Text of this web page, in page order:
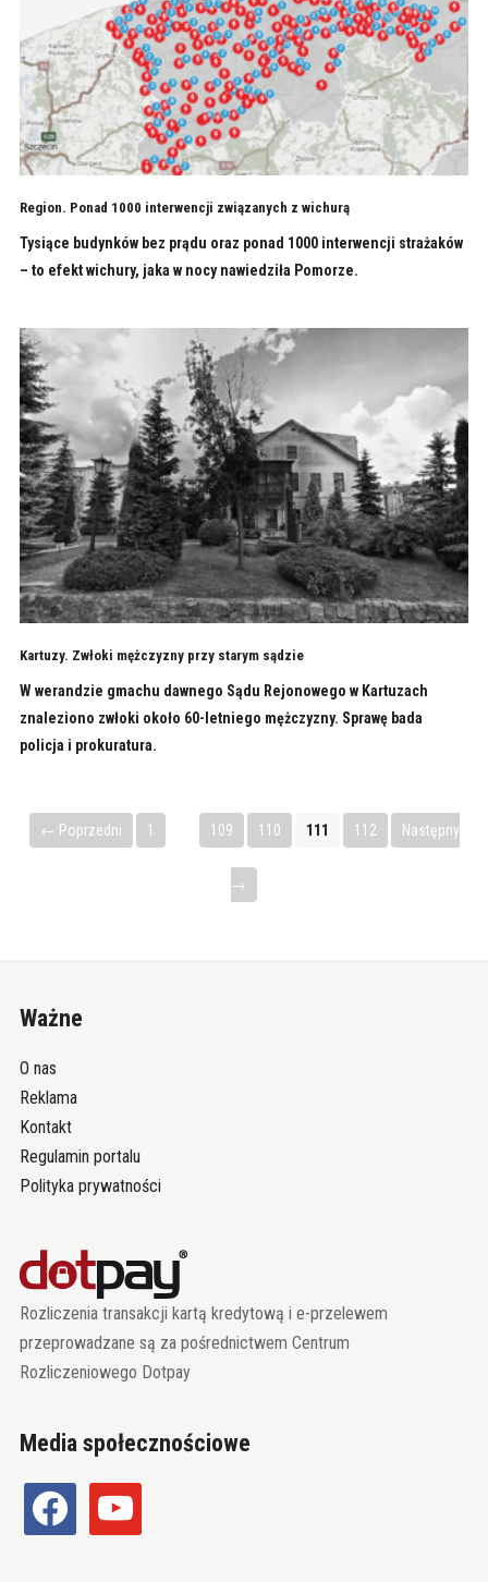
Region. Ponad 1000 interwencji związanych z wichurą
Tysiące budynków bez prądu oraz ponad 1000 interwencji strażaków
– to efekt wichury, jaka w nocy nawiedziła Pomorze.
Kartuzy. Zwłoki mężczyzny przy starym sądzie
W werandzie gmachu dawnego Sądu Rejonowego w Kartuzach
znaleziono zwłoki około 60-letniego mężczyzny. Sprawę bada
policja i prokuratura.
← Poprzedni 1 109 110 111 112 Następny
→
Ważne
O nas
Reklama
Kontakt
Regulamin portalu
Polityka prywatności
Rozliczenia transakcji kartą kredytową i e-przelewem
przeprowadzane są za pośrednictwem Centrum
Rozliczeniowego Dotpay
Media społecznościowe
facebook youtube